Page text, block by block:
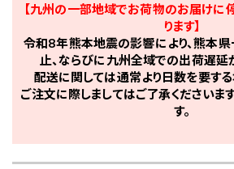
【九州の一部地域でお荷物のお届けに
ります】
令和8年熊本地震の影響により、熊本
止、ならびに九州全域での出荷遅延
配送に関しては通常より日数を要する
ご注文に際しましてはご了承くださいま
す。